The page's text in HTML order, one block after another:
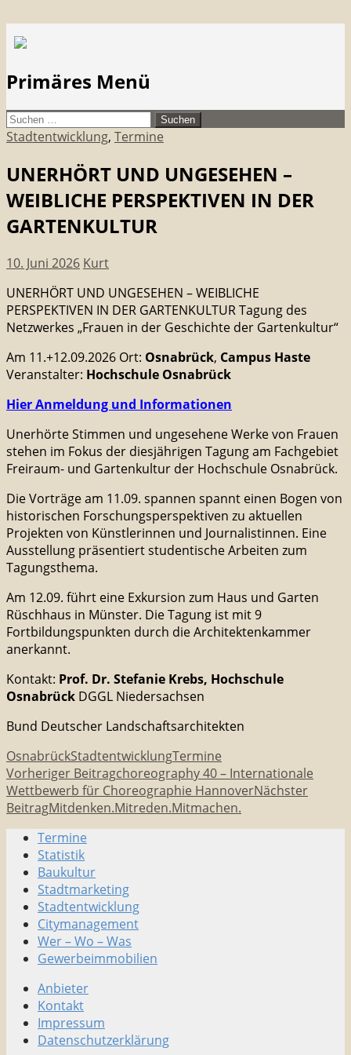
citymanager.de®
Primäres Menü
Zum
Inhalt
Suchen
nach:
Stadtentwicklung, Termine
UNERHÖRT UND UNGESEHEN –
WEIBLICHE PERSPEKTIVEN IN DER
GARTENKULTUR
10. Juni 2026 Kurt
UNERHÖRT UND UNGESEHEN – WEIBLICHE
PERSPEKTIVEN IN DER GARTENKULTUR Tagung des
Netzwerkes „Frauen in der Geschichte der Gartenkultur“
Am 11.+12.09.2026 Ort: Osnabrück, Campus Haste
Veranstalter: Hochschule Osnabrück
Hier Anmeldung und Informationen
Unerhörte Stimmen und ungesehene Werke von Frauen
stehen im Fokus der diesjährigen Tagung am Fachgebiet
Freiraum- und Gartenkultur der Hochschule Osnabrück.
Die Vorträge am 11.09. spannen spannt einen Bogen von
historischen Forschungsperspektiven zu aktuellen
Projekten von Künstlerinnen und Journalistinnen. Eine
Ausstellung präsentiert studentische Arbeiten zum
Tagungsthema.
Am 12.09. führt eine Exkursion zum Haus und Garten
Rüschhaus in Münster. Die Tagung ist mit 9
Fortbildungspunkten durch die Architektenkammer
anerkannt.
Kontakt: Prof. Dr. Stefanie Krebs, Hochschule
Osnabrück DGGL Niedersachsen
Bund Deutscher Landschaftsarchitekten
OsnabrückStadtentwicklungTermine
Beitragsnavigation
Vorheriger Beitragchoreography 40 – Internationale
Wettbewerb für Choreographie HannoverNächster
BeitragMitdenken.Mitreden.Mitmachen.
Stadtmarketing • Quartiersmanagement
Termine
Statistik
Baukultur
Stadtmarketing
Stadtentwicklung
Citymanagement
Wer – Wo – Was
Gewerbeimmobilien
Anbieter
Kontakt
Impressum
Datenschutzerklärung